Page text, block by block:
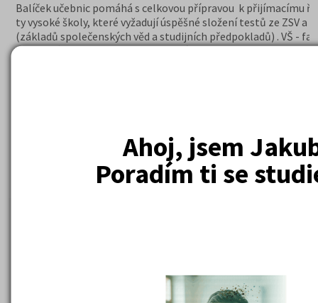
Ahoj, jsem
Poradím ti se
Balíček učebnic pomáhá s celkovou přípravou k přijímacímu
ty vysoké školy, které vyžadují úspěšné složení testů ze ZSV a
(základů společenských věd a studijních předpokladů) . VŠ -
pro které jsou tyto testy pro přijetí studentů
(běžná cena 679 Kč)
OBJEDNAT